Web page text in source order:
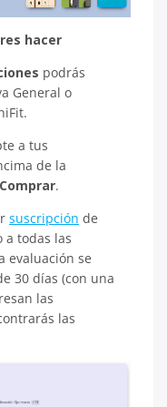
hacer
podrás
General o
a tus
de la
Comprar.
suscripción de
a todas las
evaluación se
30 días (con una
las
las